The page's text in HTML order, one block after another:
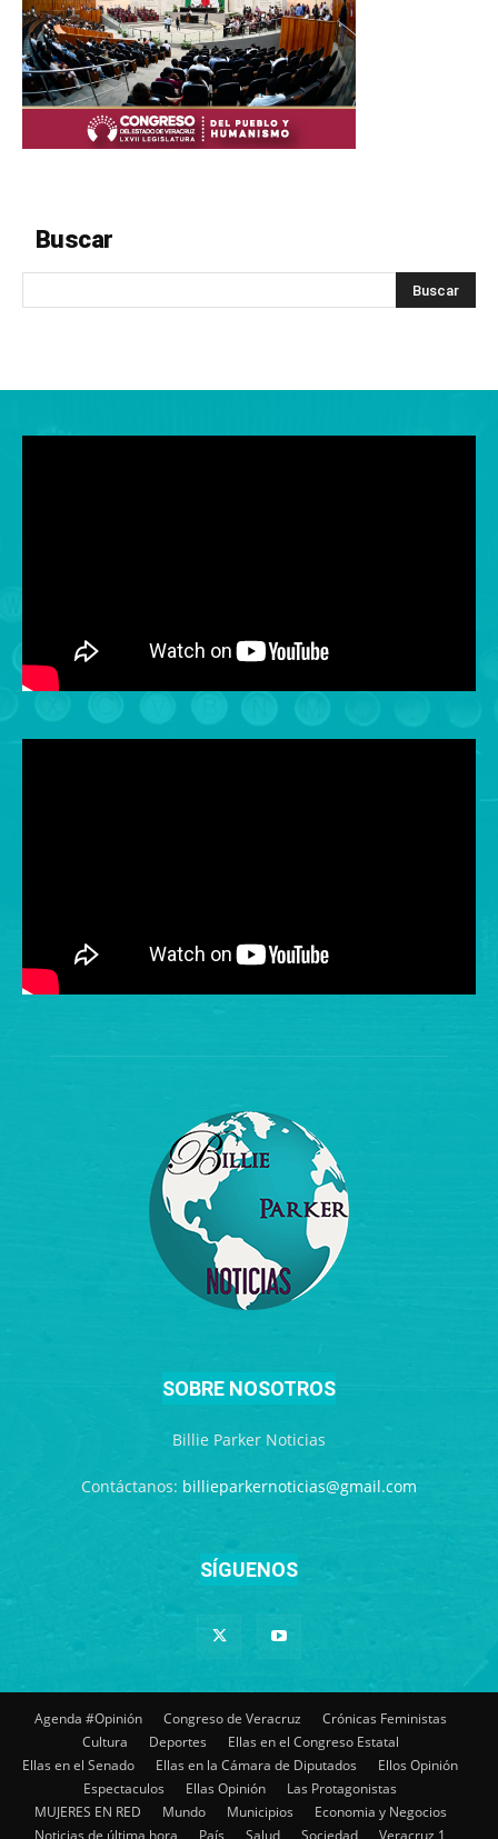
Buscar
SOBRE NOSOTROS
Billie Parker Noticias
Contáctanos: billieparkernoticias@gmail.com
SÍGUENOS
Agenda #Opinión Congreso de Veracruz
Crónicas Feministas
Cultura
Deportes
Ellas en el Congreso Estatal
Ellas en el Senado
Ellas en la Cámara de Diputados
Ellos Opinión
Espectaculos
Ellas Opinión
Las Protagonistas
MUJERES EN RED
Mundo Municipios
Economia y Negocios
Noticias de última hora
País Salud Sociedad Veracruz 1